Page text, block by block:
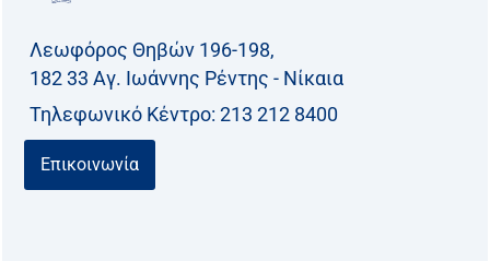
Λεωφόρος Θηβών 196-198,
182 33 Aγ. Ιωάννης Ρέντης - Νίκαια
Τηλεφωνικό Kέντρο: 213 212 8400
Επικοινωνία